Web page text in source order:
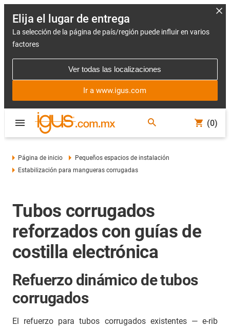
Elija el lugar de entrega
La selección de la página de país/región puede influir en varios
factores
Ver todas las localizaciones
Ir a www.igus.com
(0)
Página de inicio
Pequeños espacios de instalación
Estabilización para mangueras corrugadas
Tubos corrugados
reforzados con guías de
costilla electrónica
Refuerzo dinámico de tubos
corrugados
El refuerzo para tubos corrugados existentes — e-rib